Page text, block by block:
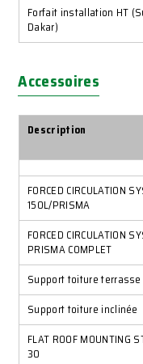
Forfait installation HT
Dakar)
Accessoires
Description
FORCED CIRCULATION
150L/PRISMA
FORCED CIRCULATION
PRISMA COMPLET
Support toiture terrasse
Support toiture inclinée
FLAT ROOF MOUNTING
30